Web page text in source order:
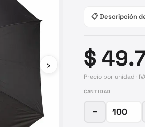
›
📋 Descripción
$
Precio por unidad ·
CANTIDAD
−